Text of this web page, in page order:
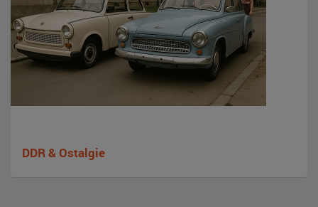
DDR & Ostalgie